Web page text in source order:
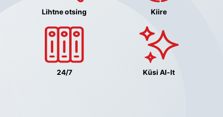
Lihtne otsing Kiire
24/7 Küsi AI-lt